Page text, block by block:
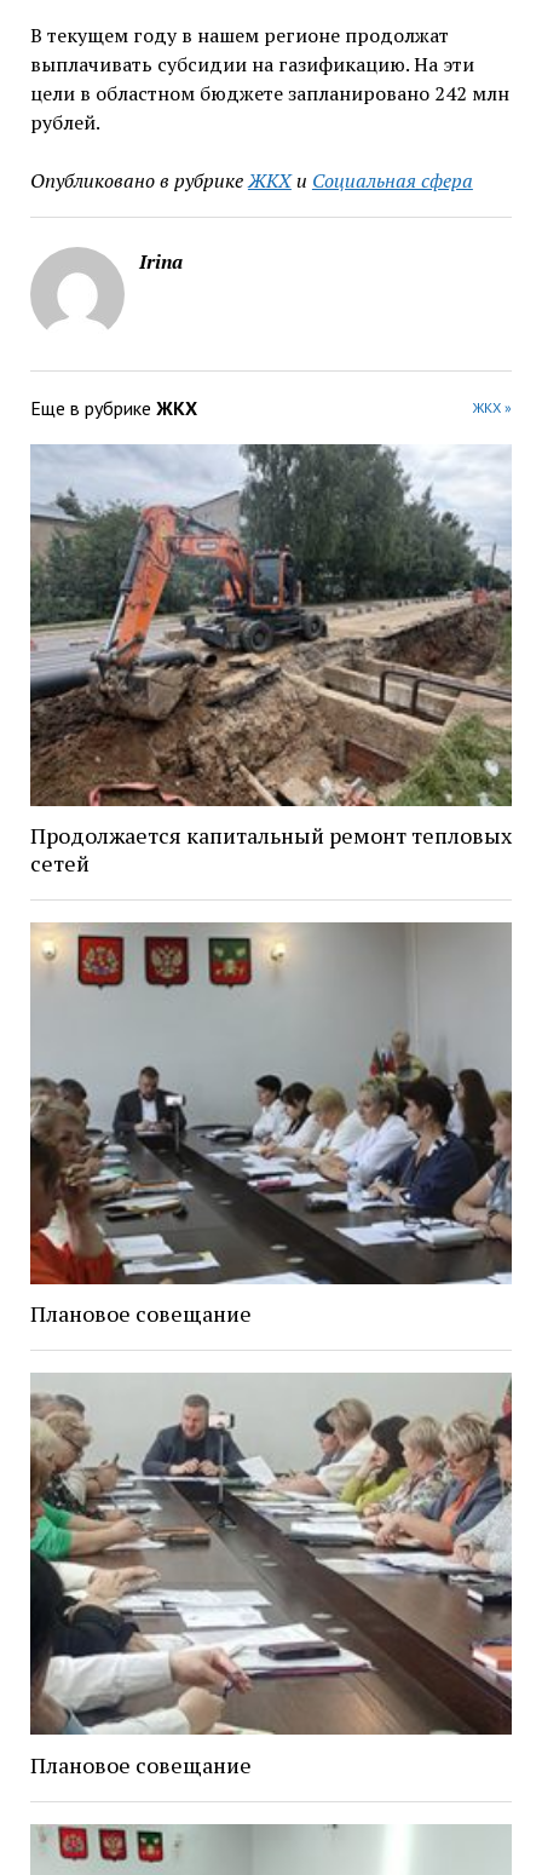
В текущем году в нашем регионе продолжат
выплачивать субсидии на газификацию. На эти
цели в областном бюджете запланировано 242 млн
рублей.
Опубликовано в рубрикеЖКХи Социальная сфера
Irina
Еще в рубрике ЖКХ ЖКХ »
Продолжается капитальный ремонт тепловых
сетей
Плановое совещание
Плановое совещание